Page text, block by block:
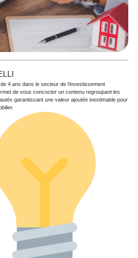
4 ans dans le secteur de l’investissement
de vous concocter un contenu regroupant les
garantissant une valeur ajoutée inestimable pour